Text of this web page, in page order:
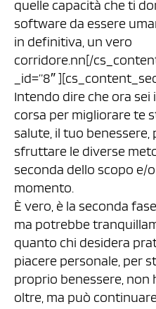
quelle capacità che ti
software da essere
in definitiva, un vero
corridore.nn[/
_id=”8″
Intendo dire che ora
corsa per migliorare te
salute, il tuo
sfruttare le diverse
seconda dello scopo e/
momento.
È vero, è la seconda
ma potrebbe
quanto chi desidera
piacere personale, per
proprio benessere, non
oltre, ma può